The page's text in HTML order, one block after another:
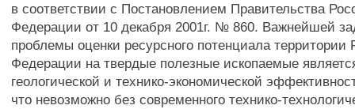
в соответствии с Постановлением Правительства
Федерации от 10 декабря 2001г. № 860. Важнейшей
проблемы оценки ресурсного потенциала территории
Федерации на твердые полезные ископаемые
геологической и технико-экономической
что невозможно без современного технико-